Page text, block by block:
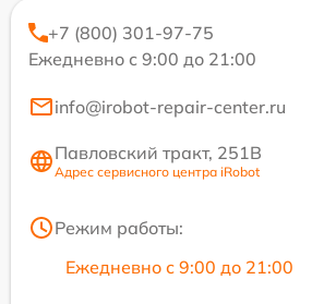
+7 (800) 301-97-75
Ежедневно с 9:00 до 21:00
info@irobot-repair-center.ru
Павловский тракт, 251В
Адрес сервисного центра iRobot
Режим работы:
Ежедневно с 9:00 до 21:00